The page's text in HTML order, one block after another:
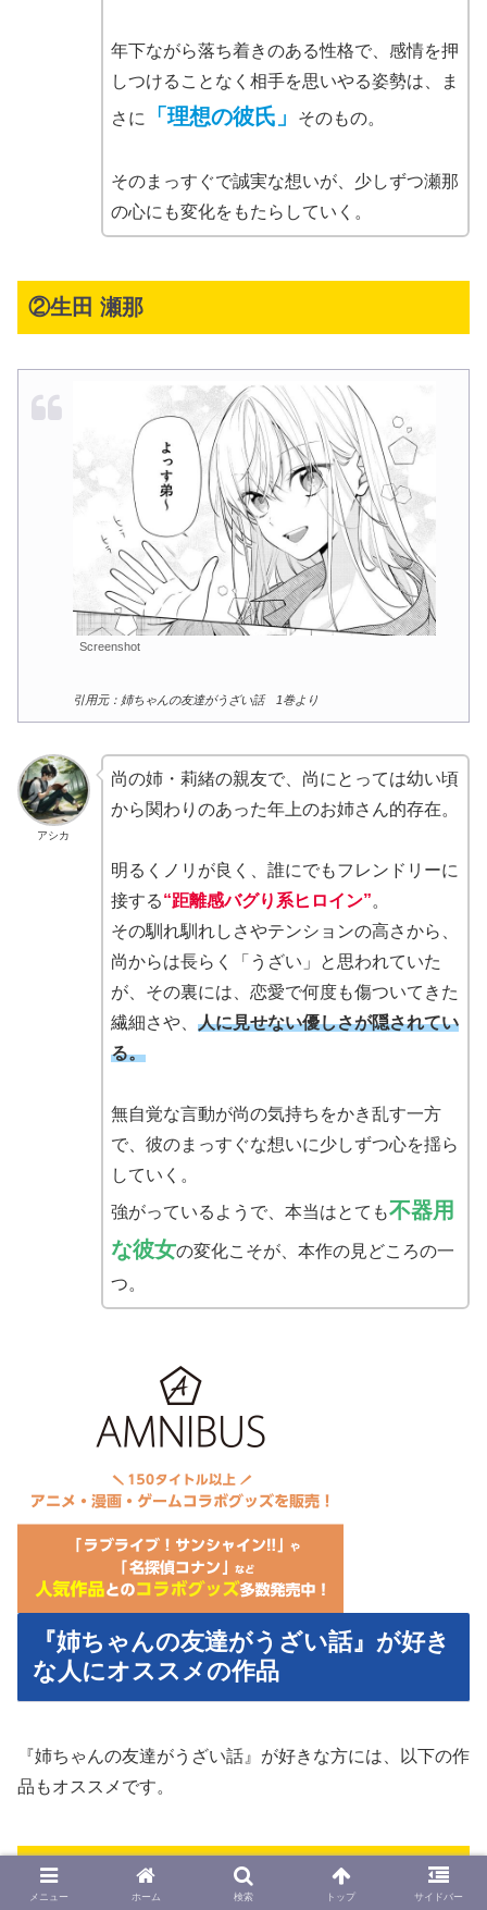
年下ながら落ち着きのある性格で、感情を押
しつけることなく相手を思いやる姿勢は、ま
さに
「理想の彼氏」 そのもの。
そのまっすぐで誠実な想いが、少しずつ瀬那
の心にも変化をもたらしていく。
②生田 瀬那
Screenshot
引用元：姉ちゃんの友達がうざい話 1巻より
アシカ
尚の姉・莉緒の親友で、尚にとっては幼い頃
から関わりのあった年上のお姉さん的存在。
明るくノリが良く、誰にでもフレンドリーに
接する“距離感バグり系ヒロイン”。
その馴れ馴れしさやテンションの高さから、
尚からは長らく「うざい」と思われていた
が、その裏には、恋愛で何度も傷ついてきた
繊細さや、 人に見せない優しさが隠されてい
る。
無自覚な言動が尚の気持ちをかき乱す一方
で、彼のまっすぐな想いに少しずつ心を揺ら
していく。
強がっているようで、本当はとても不器用
な彼女の変化こそが、本作の見どころの一
つ。
『姉ちゃんの友達がうざい話』が好き
な人にオススメの作品
『姉ちゃんの友達がうざい話』が好きな方には、以下の作
品もオススメです。
①生徒と恋はできません！
メニュー ホーム 検索 トップ サイドバー